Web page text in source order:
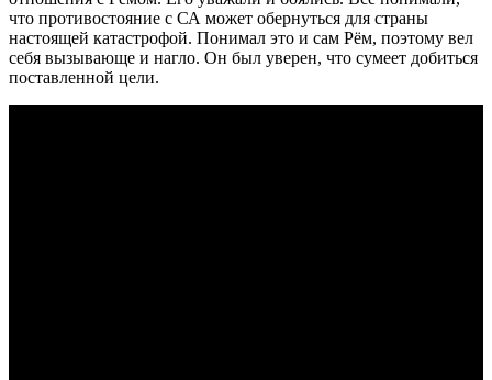
что противостояние с СА может обернуться для страны
настоящей катастрофой. Понимал это и сам Рём, поэтому вел
себя вызывающе и нагло. Он был уверен, что сумеет добиться
поставленной цели.